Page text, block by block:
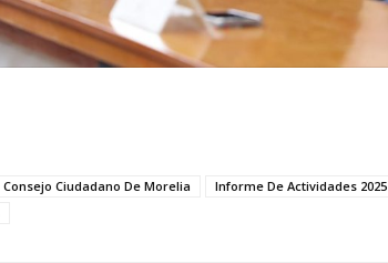
Consejo Ciudadano De Morelia
Informe De Actividades 2025